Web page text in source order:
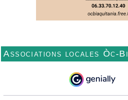
Associations locales Òc-Bi